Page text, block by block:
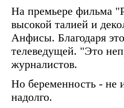
На премьере фильма
высокой талией и
Анфисы. Благодаря
телеведущей. "Это
журналистов.
Но беременность - не
надолго.